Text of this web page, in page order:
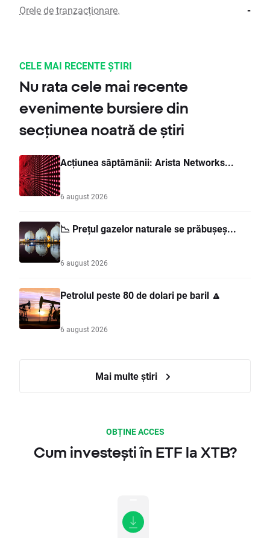
Orele de tranzacționare. -
CELE MAI RECENTE ȘTIRI
Nu rata cele mai recente
evenimente bursiere din
secțiunea noatră de știri
Acțiunea săptămânii: Arista Networks...
6 august 2026
📉 Prețul gazelor naturale se prăbușeș...
6 august 2026
Petrolul peste 80 de dolari pe baril 🔼
6 august 2026
Mai multe știri
OBȚINE ACCES
Cum investești în ETF la XTB?